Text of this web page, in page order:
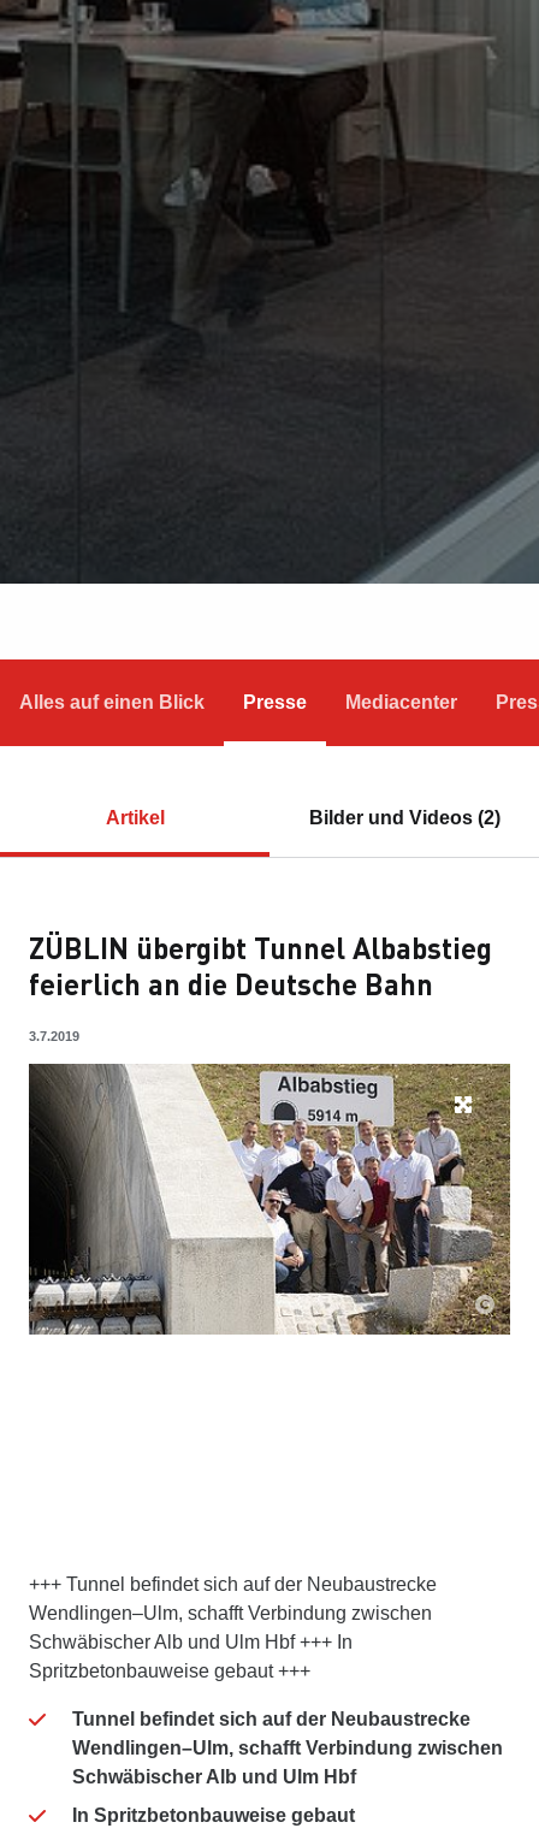
Alles auf einen Blick Presse Mediacenter
Artikel Bilder und Videos (2)
ZÜBLIN übergibt Tunnel Albabstieg
feierlich an die Deutsche Bahn
3.7.2019
+++ Tunnel befindet sich auf der Neubaustrecke
Wendlingen–Ulm, schafft Verbindung zwischen
Schwäbischer Alb und Ulm Hbf +++ In
Spritzbetonbauweise gebaut +++
Tunnel befindet sich auf der Neubaustrecke
Wendlingen–Ulm, schafft Verbindung zwischen
Schwäbischer Alb und Ulm Hbf
In Spritzbetonbauweise gebaut